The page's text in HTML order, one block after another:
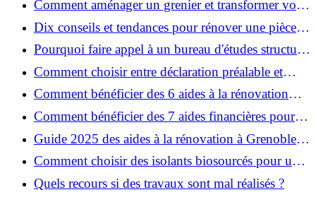
Comment aménager un grenier et transformer vos
combles en espace habitable ?
Dix conseils et tendances pour rénover une pièce
de la maison
Pourquoi faire appel à un bureau d'études structure
pour garantir la sécurité de vos rénovations ?
Comment choisir entre déclaration préalable et
permis de construire pour vos travaux ?
Comment bénéficier des 6 aides à la rénovation
énergétique à Grenoble ?
Comment bénéficier des 7 aides financières pour la
rénovation énergétique à Voiron ?
Guide 2025 des aides à la rénovation à Grenoble et
Voiron : MaPrimeRénov’, CEE, aides locales
Comment choisir des isolants biosourcés pour une
rénovation écologique ?
Quels recours si des travaux sont mal réalisés ?